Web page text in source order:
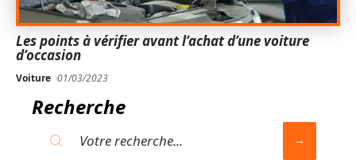
Les points à vérifier avant l’achat d’une voiture
d’occasion
Voiture 01/03/2023
Recherche